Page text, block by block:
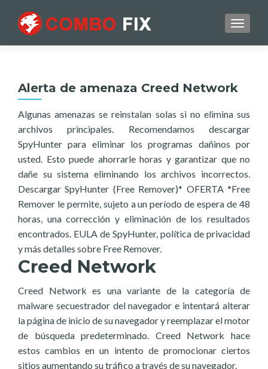
Alerta de amenaza Creed Network
Algunas amenazas se reinstalan solas si no elimina sus
archivos principales. Recomendamos descargar
SpyHunter para eliminar los programas dañinos por
usted. Esto puede ahorrarle horas y garantizar que no
dañe su sistema eliminando los archivos incorrectos.
Descargar SpyHunter (Free Remover)* OFERTA *Free
Remover le permite, sujeto a un período de espera de 48
horas, una corrección y eliminación de los resultados
encontrados. EULA de SpyHunter, política de privacidad
y más detalles sobre Free Remover.
Creed Network
Creed Network es una variante de la categoría de
malware secuestrador del navegador e intentará alterar
la página de inicio de su navegador y reemplazar el motor
de búsqueda predeterminado. Creed Network hace
estos cambios en un intento de promocionar ciertos
sitios aumentando su tráfico a través de su navegador.